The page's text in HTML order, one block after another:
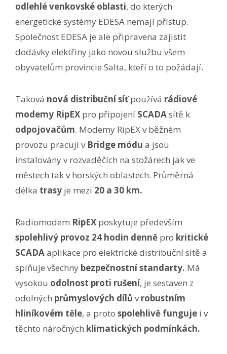
odlehlé venkovské oblasti, do kterých
energetické systémy EDESA nemají přístup.
Společnost EDESA je ale připravena zajistit
dodávky elektřiny jako novou službu všem
obyvatelům provincie Salta, kteří o to požádají.
Taková nová distribuční síťpoužívá rádiové
modemy RipEX pro připojení SCADAsítě k
odpojovačům. Modemy RipEX v běžném
provozu pracují v Bridge módu a jsou
instalovány v rozvaděčích na stožárech jak ve
městech tak v horských oblastech. Průměrná
délka trasy je mezi 20 a 30 km.
Radiomodem RipEX poskytuje především
spolehlivý provoz 24 hodin denně pro kritické
SCADAaplikace pro elektrické distribuční sítě a
splňuje všechny bezpečnostní standarty. Má
vysokou odolnost proti rušení, je sestaven z
odolných průmyslových dílů vrobustním
hliníkovém těle, a proto spolehlivě funguje i v
těchto náročných klimatických podmínkách.